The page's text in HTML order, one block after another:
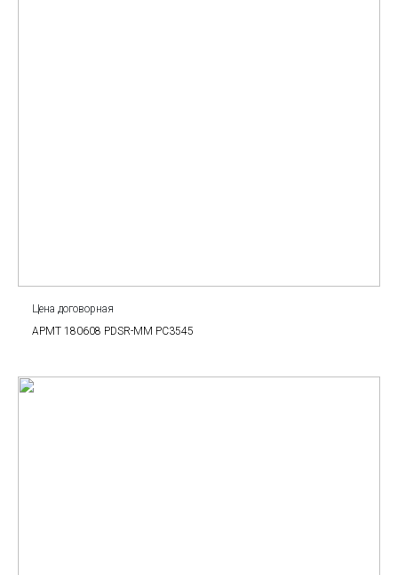
Цена договорная
APMT 180608 PDSR-MM PC3545